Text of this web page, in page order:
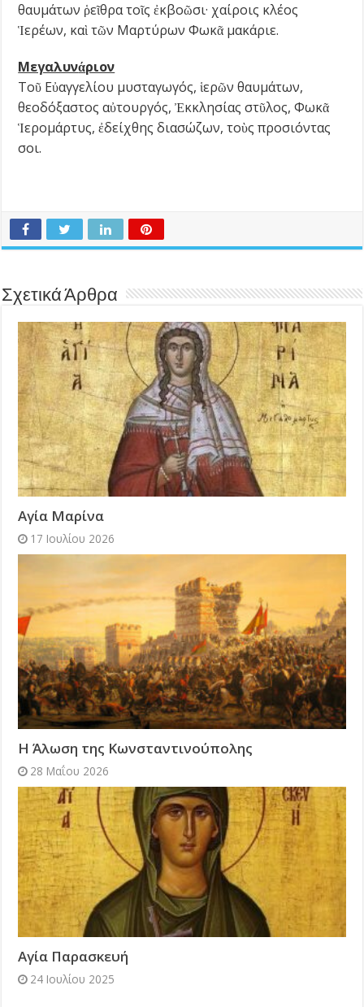
θαυμάτων ῥεῖθρα τοῖς ἐκβοῶσι· χαίροις κλέος
Ἱερέων, καὶ τῶν Μαρτύρων Φωκᾶ μακάριε.
Μεγαλυνάριον
Τοῦ Εὐαγγελίου μυσταγωγός, ἱερῶν θαυμάτων,
θεοδόξαστος αὐτουργός, Ἐκκλησίας στῦλος, Φωκᾶ
Ἱερομάρτυς, ἐδείχθης διασώζων, τοὺς προσιόντας
σοι.
Σχετικά Άρθρα
Αγία Μαρίνα
17 Ιουλίου 2026
Η Άλωση της Κωνσταντινούπολης
28 Μαΐου 2026
Αγία Παρασκευή
24 Ιουλίου 2025